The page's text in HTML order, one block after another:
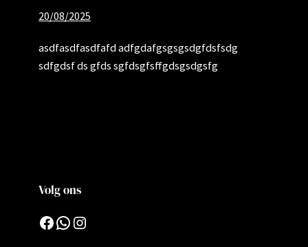
20/08/2025
asdfasdfasdfafd adfgdafgsgsgsdgfdsfsdg
sdfgdsf ds gfds sgfdsgfsffgdsgsdgsfg
Volg ons
Facebook WhatsApp Instagram